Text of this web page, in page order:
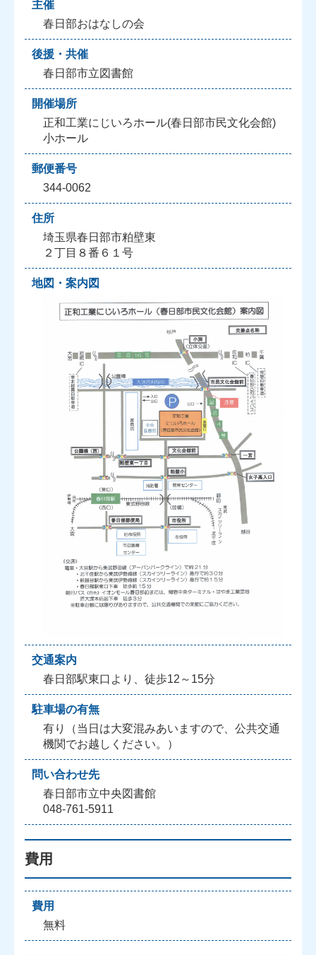
主催
春日部おはなしの会
後援・共催
春日部市立図書館
開催場所
正和工業にじいろホール(春日部市民文化会館)
小ホール
郵便番号
344-0062
住所
埼玉県春日部市粕壁東
２丁目８番６１号
地図・案内図
交通案内
春日部駅東口より、徒歩12～15分
駐車場の有無
有り（当日は大変混みあいますので、公共交通
機関でお越しください。）
問い合わせ先
春日部市立中央図書館
048-761-5911
費用
費用
無料